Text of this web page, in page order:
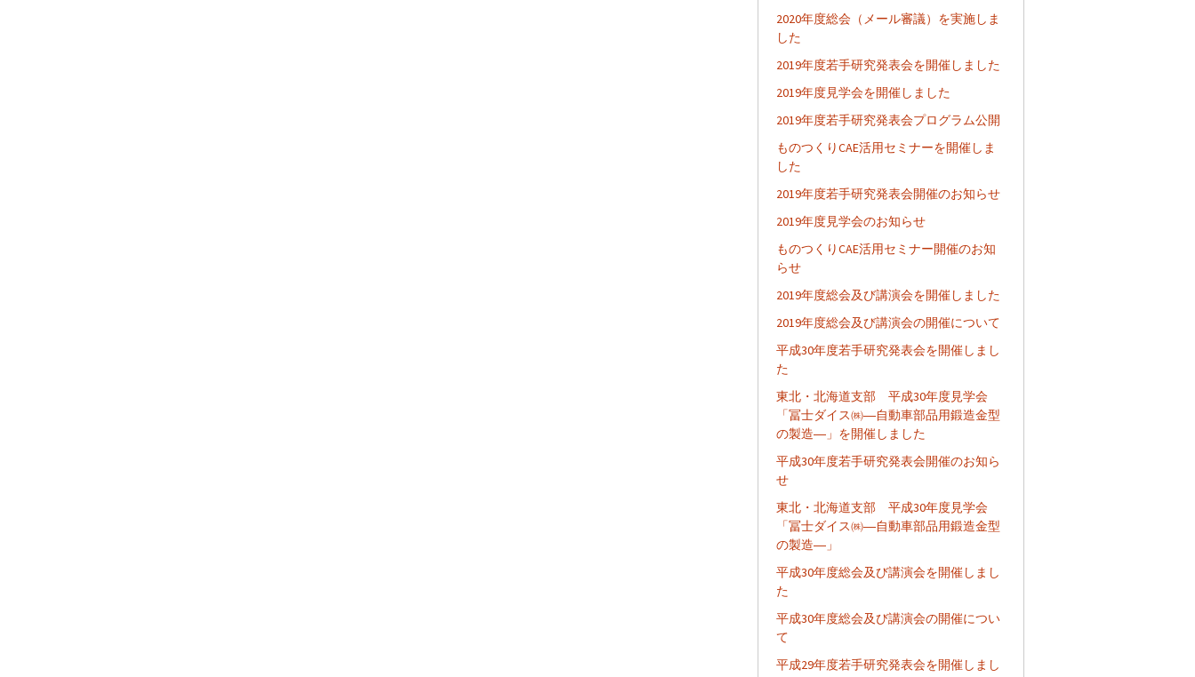
2020年度総会（メール審議）を実施しま
した
2019年度若手研究発表会を開催しました
2019年度見学会を開催しました
2019年度若手研究発表会プログラム公開
ものつくりCAE活用セミナーを開催しま
した
2019年度若手研究発表会開催のお知らせ
2019年度見学会のお知らせ
ものつくりCAE活用セミナー開催のお知
らせ
2019年度総会及び講演会を開催しました
2019年度総会及び講演会の開催について
平成30年度若手研究発表会を開催しまし
た
東北・北海道支部 平成30年度見学会
「冨士ダイス㈱―自動車部品用鍛造金型
の製造―」を開催しました
平成30年度若手研究発表会開催のお知ら
せ
東北・北海道支部 平成30年度見学会
「冨士ダイス㈱―自動車部品用鍛造金型
の製造―」
平成30年度総会及び講演会を開催しまし
た
平成30年度総会及び講演会の開催につい
て
平成29年度若手研究発表会を開催しまし